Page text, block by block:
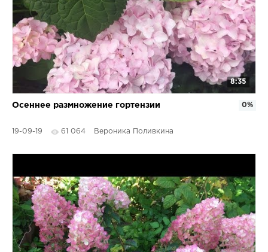
8:35
Осеннее размножение гортензии
19-09-19 61 064 Вероника Поливкина
0%